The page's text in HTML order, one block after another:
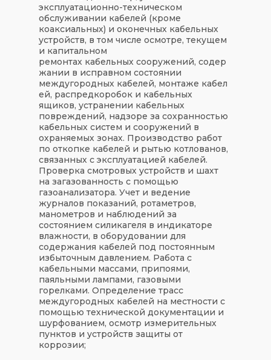
эксплуатационно-техническом
обслуживании кабелей (кроме
коаксиальных) и оконечных кабельных
устройств, в том числе осмотре, текущем
и капитальном
ремонтах кабельных сооружений, содер
жании в исправном состоянии
междугородных кабелей, монтаже кабел
ей, распредкоробок и кабельных
ящиков, устранении кабельных
повреждений, надзоре за сохранностью
кабельных систем и сооружений в
охраняемых зонах. Производство работ
по откопке кабелей и рытью котлованов,
связанных с эксплуатацией кабелей.
Проверка смотровых устройств и шахт
на загазованность с помощью
газоанализатора. Учет и ведение
журналов показаний, ротаметров,
манометров и наблюдений за
состоянием силикагеля в индикаторе
влажности, в оборудовании для
содержания кабелей под постоянным
избыточным давлением. Работа с
кабельными массами, припоями,
паяльными лампами, газовыми
горелками. Определение трасс
междугородных кабелей на местности с
помощью технической документации и
шурфованием, осмотр измерительных
пунктов и устройств защиты от
коррозии;